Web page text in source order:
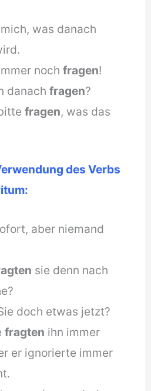
was danach
noch fragen!
danach fragen?
fragen, was das
des Verbs
aber niemand
sie denn nach
doch etwas jetzt?
fragten ihn immer
er ignorierte immer